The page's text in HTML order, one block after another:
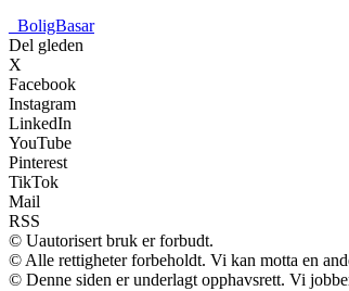
BoligBasar
Del gleden
X
Facebook
Instagram
LinkedIn
YouTube
Pinterest
TikTok
Mail
RSS
© Uautorisert bruk er forbudt.
© Alle rettigheter forbeholdt. Vi kan motta en
© Denne siden er underlagt opphavsrett. Vi